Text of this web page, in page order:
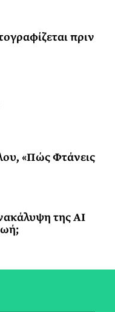
πριν
«Πώς Φτάνεις
της AI